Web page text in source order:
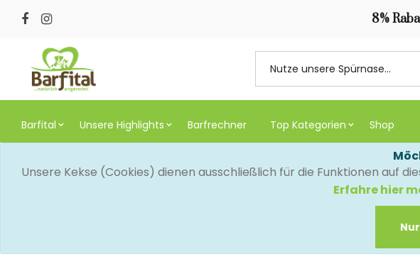
8%
Barfital Unsere Highlights Barfrechner Top Kategorien Shop
Unsere Kekse (Cookies) dienen ausschließlich für die Funktionen auf
Erfahre hier